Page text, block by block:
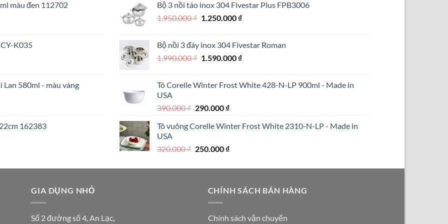
màu đen 112702
K035
Lan 580ml - màu vàng
162383
890.000 ₫.là:
690.000 ₫.
Bộ 3 nồi táo inox 304 Fivestar Plus FPB3006
1.950.000₫ Giá
1.950.000 ₫.
1.250.000 ₫Giá
là:
1.250.000 ₫.
Bộ nồi 3 đáy inox 304 Fivestar Roman
1.990.000₫ Giá
1.990.000 ₫.
1.590.000 ₫Giá
là:
Tô Corelle Winter Frost White 428-N-LP 900ml - Made in
USA
390.000₫ Giá
là:
290.000 ₫Giá
tại
290.000 ₫.
Tô vuông Corelle Winter Frost White 2310-N-LP - Made in
USA
320.000₫ Giá
là:
250.000 ₫Giá
tại
250.000 ₫.
GIA DỤNG NHỎ
Số 2 đường số 4, An Lạc,
CHÍNH SÁCH BÁN HÀNG
Chính sách vận chuyển